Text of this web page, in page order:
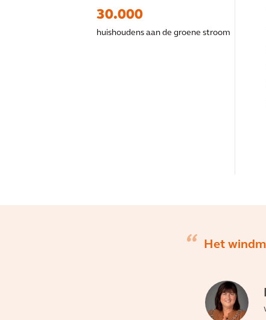
30.000
huishoudens aan de groene stroom
Het